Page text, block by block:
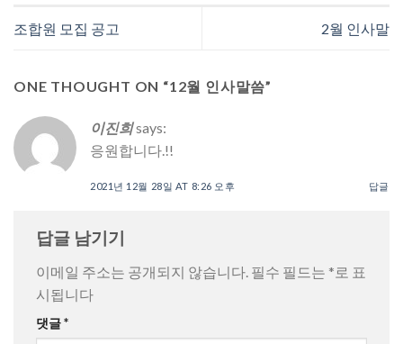
조합원 모집 공고 2월 인사말
ONE THOUGHT ON “12월 인사말씀”
이진희says:
응원합니다.!!
2021년 12월 28일 AT 8:26 오후 답글
답글 남기기
이메일 주소는 공개되지 않습니다. 필수 필드는 * 로 표
시됩니다
댓글*